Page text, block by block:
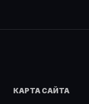
КАРТА САЙТА